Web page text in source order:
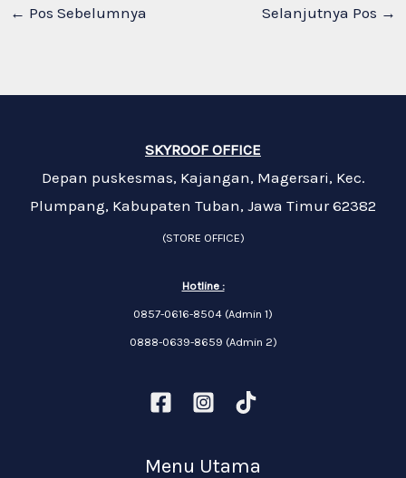
← Pos Sebelumnya Selanjutnya Pos →
SKYROOF OFFICE
Depan puskesmas, Kajangan, Magersari, Kec.
Plumpang, Kabupaten Tuban, Jawa Timur 62382
(STORE OFFICE)
Hotline :
0857-0616-8504 (Admin 1)
0888-0639-8659 (Admin 2)
Menu Utama